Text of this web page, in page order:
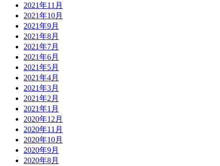
2021年11月
2021年10月
2021年9月
2021年8月
2021年7月
2021年6月
2021年5月
2021年4月
2021年3月
2021年2月
2021年1月
2020年12月
2020年11月
2020年10月
2020年9月
2020年8月